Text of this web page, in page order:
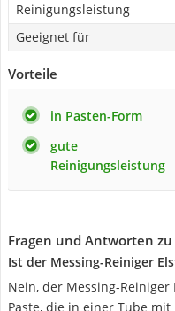
Reinigungsleistung
Geeignet für
Vorteile
in Pasten-Form
gute
Reinigungsleistung
Fragen und Antworten
Ist der Messing-Reiniger
Nein, der Messing-
Paste, die in einer Tube